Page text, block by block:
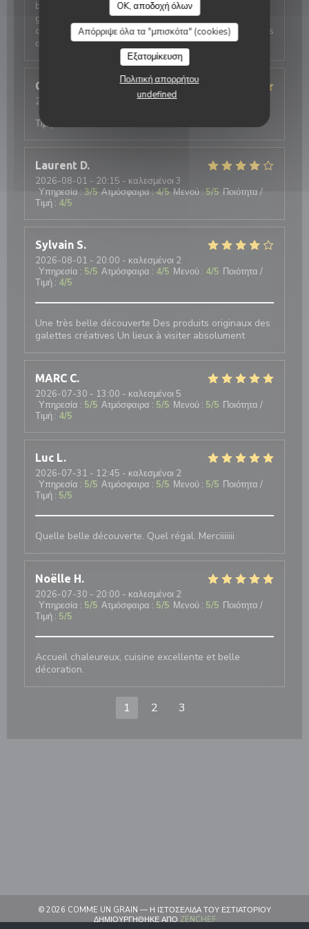
OK, αποδοχή όλων
Απόρριψε όλα τα "μπισκότα" (cookies)
Εξατομίκευση
Πολιτική απορρήτου
undefined
beaucoup de créativité, et une cave à cidres d’une
grande diversité. Les jus et softs sont délicieux et
originaux. Nous reviendrons pour tester D’autres plats
de la carte.
Christiane
2026-08-04
- 12:15 - καλεσμένοι 2
Τιμή
Laurent D
2026-08-01 - 20:15 - καλεσμένοι 3
Υπηρεσία : 3/5 Ατμόσφαιρα : 4/5 Μενού: 5/5 Ποιότητα /
Τιμή : 4/5
Sylvain S
2026-08-01 - 20:00 - καλεσμένοι 2
Υπηρεσία : 5/5 Ατμόσφαιρα : 4/5 Μενού : 4/5 Ποιότητα /
Τιμή : 4/5
Une très belle découverte Des produits originaux des
galettes créatives Un lieux à visiter absolument
MARC C
2026-07-30 - 13:00 - καλεσμένοι 5
Υπηρεσία : 5/5 Ατμόσφαιρα : 5/5 Μενού : 5/5 Ποιότητα /
Τιμή : 4/5
Luc L
2026-07-31 - 12:45 - καλεσμένοι 2
Υπηρεσία : 5/5 Ατμόσφαιρα : 5/5 Μενού : 5/5 Ποιότητα /
Τιμή : 5/5
Quelle belle découverte. Quel régal. Merciiiiiii
Noëlle H
2026-07-30 - 20:00 - καλεσμένοι 2
Υπηρεσία : 5/5 Ατμόσφαιρα : 5/5 Μενού : 5/5 Ποιότητα /
Τιμή : 5/5
Accueil chaleureux, cuisine excellente et belle
décoration.
1 2 3
© 2026 COMME UN GRAIN — Η ΙΣΤΟΣΕΛΊΔΑ ΤΟΥ ΕΣΤΙΑΤΟΡΊΟΥ
ΔΗΜΙΟΥΡΓΉΘΗΚΕ ΑΠΌZENCHEF((ΑΝΟΊΓΕΙ ΣΕ ΝΈΟ